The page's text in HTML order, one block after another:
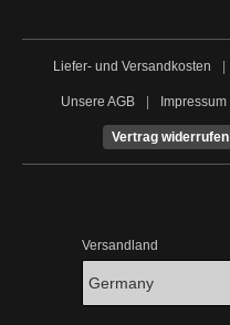
Liefer- und Versandkosten
Unsere AGB Impressum
Vertrag widerrufen
Versandland